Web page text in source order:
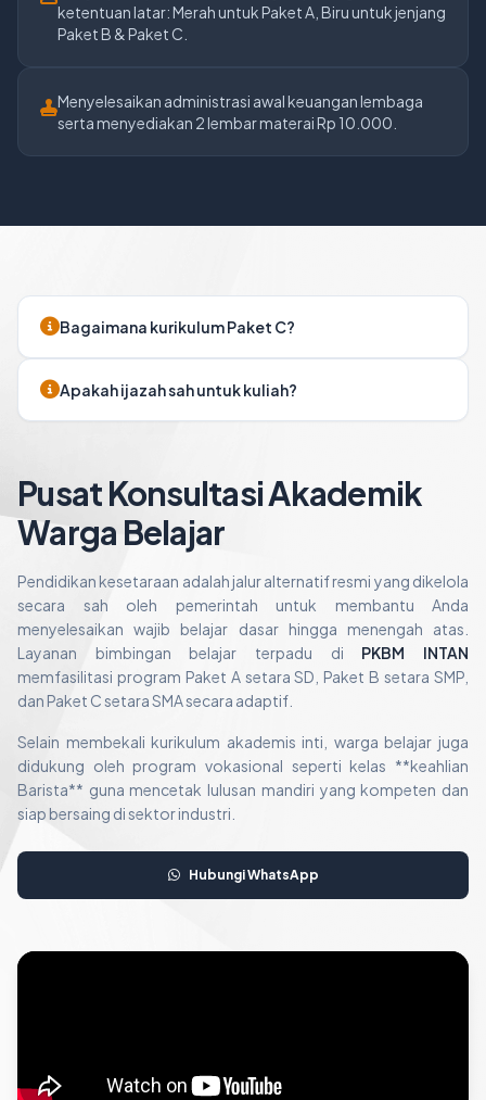
ketentuan latar: Merah untuk Paket A, Biru untuk jenjang
Paket B & Paket C.
Menyelesaikan administrasi awal keuangan lembaga
serta menyediakan 2 lembar materai Rp 10.000.
Bagaimana kurikulum Paket C?
Apakah ijazah sah untuk kuliah?
Pusat Konsultasi Akademik
Warga Belajar
Pendidikan kesetaraan adalah jalur alternatif resmi yang dikelola
secara sah oleh pemerintah untuk membantu Anda
menyelesaikan wajib belajar dasar hingga menengah atas.
Layanan bimbingan belajar terpadu di PKBM INTAN
memfasilitasi program Paket A setara SD, Paket B setara SMP,
dan Paket C setara SMA secara adaptif.
Selain membekali kurikulum akademis inti, warga belajar juga
didukung oleh program vokasional seperti kelas **keahlian
Barista** guna mencetak lulusan mandiri yang kompeten dan
siap bersaing di sektor industri.
Hubungi WhatsApp